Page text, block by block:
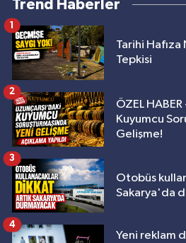
Trend Haberler
Tarihi Hafıza
Tepkisi
1
ÖZEL
Kuyumcu
Gelişme!
2
Otobüs
Sakarya'da
3
Yeni reklam
4